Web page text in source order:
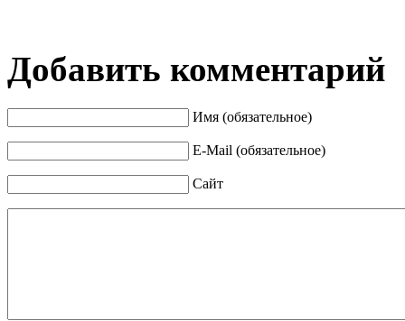
Добавить комментарий
Имя (обязательное)
E-Mail (обязательное)
Сайт